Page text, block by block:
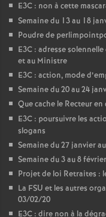
E3C : non à cette
Semaine du 13 au 18
Poudre de
E3C : adresse
et au Ministre
E3C : action, mode
Semaine du 20 au 24
Que cache le Recteur
E3C : poursuivre les
slogans
Semaine du 27 janvier
Semaine du 3 au 8
Projet de loi Retraites :
La FSU et les autres
03/02/20
E3C : dire non à la